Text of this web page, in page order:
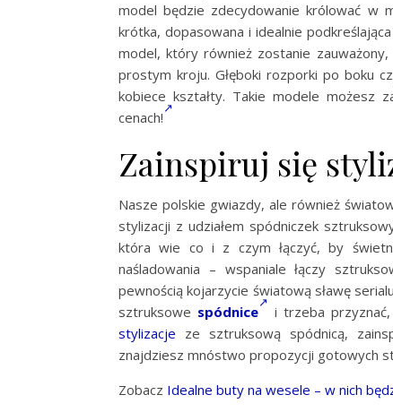
model będzie zdecydowanie królować w
krótka, dopasowana i idealnie
model, który również zostanie
prostym kroju. Głęboki rozporki po boku
kobiece kształty. Takie modele możesz
cenach!
Zainspiruj się
Nasze polskie gwiazdy, ale również
stylizacji z udziałem spódniczek
która wie co i z czym łączyć, by
naśladowania – wspaniale łączy
pewnością kojarzycie światową sławę
sztruksowe spódnice i trzeba
stylizacje ze sztruksową spódnicą,
znajdziesz mnóstwo propozycji gotowych
Zobacz Idealne buty na wesele – w nich